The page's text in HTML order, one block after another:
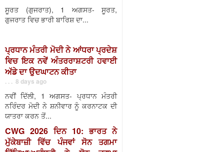
ਸੂਰਤ (ਗੁਜਰਾਤ), 1 ਅਗਸਤ- ਸੂਰਤ,
ਗੁਜਰਾਤ ਵਿਚ ਭਾਰੀ ਬਾਰਿਸ਼ ਦਾ...
ਪ੍ਰਧਾਨ ਮੰਤਰੀ ਮੋਦੀ ਨੇ ਆਂਧਰਾ ਪ੍ਰਦੇਸ਼
ਵਿਚ ਇਕ ਨਵੇਂ ਅੰਤਰਰਾਸ਼ਟਰੀ ਹਵਾਈ
ਅੱਡੇ ਦਾ ਉਦਘਾਟਨ ਕੀਤਾ
. . . 8 days ago
ਨਵੀਂ ਦਿੱਲੀ, 1 ਅਗਸਤ- ਪ੍ਰਧਾਨ ਮੰਤਰੀ
ਨਰਿੰਦਰ ਮੋਦੀ ਨੇ ਸ਼ਨੀਵਾਰ ਨੂੰ ਕਰਨਾਟਕ ਦੀ
ਯਾਤਰਾ ਕਰਨ ਤੋਂ...
CWG 2026 ਦਿਨ 10: ਭਾਰਤ ਨੇ
ਮੁੱਕੇਬਾਜ਼ੀ ਵਿੱਚ ਪੰਜਵਾਂ ਸੋਨ ਤਗਮਾ